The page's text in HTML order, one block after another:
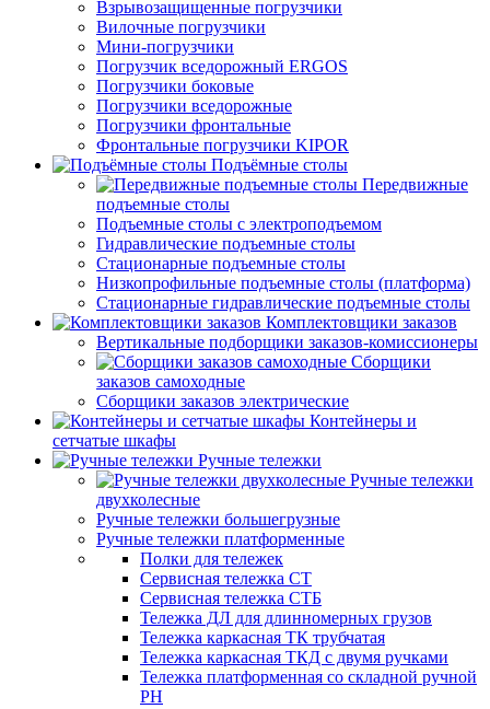
Взрывозащищенные погрузчики
Вилочные погрузчики
Мини-погрузчики
Погрузчик вседорожный ERGOS
Погрузчики боковые
Погрузчики вседорожные
Погрузчики фронтальные
Фронтальные погрузчики KIPOR
Подъёмные столы
Передвижные
подъемные столы
Подъемные столы с электроподъемом
Гидравлические подъемные столы
Стационарные подъемные столы
Низкопрофильные подъемные столы (платформа)
Стационарные гидравлические подъемные столы
Комплектовщики заказов
Вертикальные подборщики заказов-комиссионеры
Сборщики
заказов самоходные
Сборщики заказов электрические
Контейнеры и
сетчатые шкафы
Ручные тележки
Ручные тележки
двухколесные
Ручные тележки большегрузные
Ручные тележки платформенные
Полки для тележек
Сервисная тележка СТ
Сервисная тележка СТБ
Тележка ДЛ для длинномерных грузов
Тележка каркасная ТК трубчатая
Тележка каркасная ТКД с двумя ручками
Тележка платформенная со складной ручной
PH